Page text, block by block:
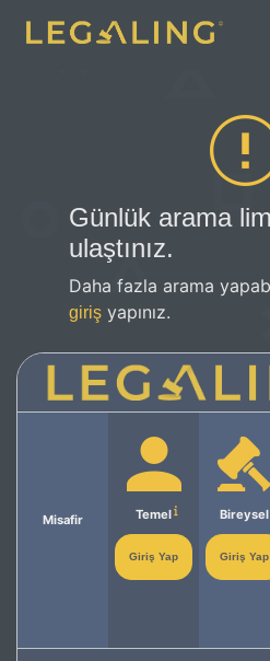
Günlük arama
ulaştınız.
Daha fazla arama
giriş yapınız.
Misafir Temel
Giriş Yap
Bireysel
Giriş Yap